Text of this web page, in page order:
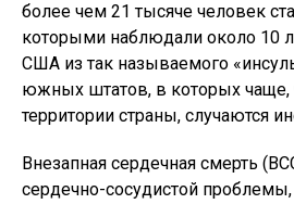
более чем 21 тысяче человек
которыми наблюдали около 10
США из так называемого
южных штатов, в которых чаще,
территории страны, случаются
Внезапная сердечная смерть
сердечно-сосудистой проблемы,